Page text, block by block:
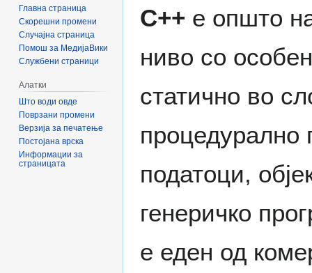
на
на
C++ е општо
ниво со
статично во
процедурално
податоци,
генеричко
е еден од
Главна страница
Скорешни промени
Случајна страница
Помош за МедијаВики
Службени страници
Алатки
Што води овде
Поврзани промени
Верзија за печатење
Постојана врска
Информации за
страницата